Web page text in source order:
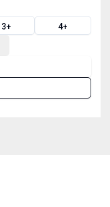
3+ 4+